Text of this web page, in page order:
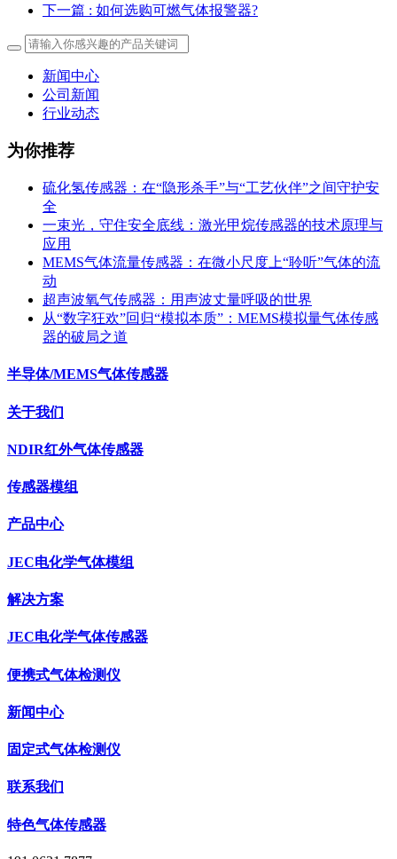
下一篇 : 如何选购可燃气体报警器?
新闻中心
公司新闻
行业动态
为你推荐
硫化氢传感器：在“隐形杀手”与“工艺伙伴”之间守护安
全
一束光，守住安全底线：激光甲烷传感器的技术原理与
应用
MEMS气体流量传感器：在微小尺度上“聆听”气体的流
动
超声波氧气传感器：用声波丈量呼吸的世界
从“数字狂欢”回归“模拟本质”：MEMS模拟量气体传感
器的破局之道
半导体/MEMS气体传感器
关于我们
NDIR红外气体传感器
传感器模组
产品中心
JEC电化学气体模组
解决方案
JEC电化学气体传感器
便携式气体检测仪
新闻中心
固定式气体检测仪
联系我们
特色气体传感器